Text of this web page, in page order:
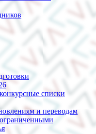
списки
и переводам